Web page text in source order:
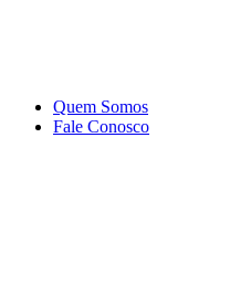
Quem Somos
Fale Conosco